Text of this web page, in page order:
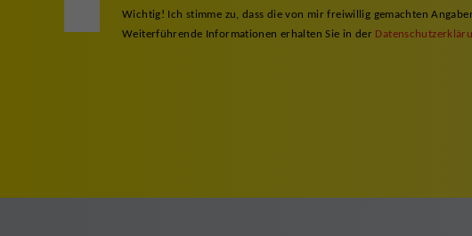
Wichtig! Ich stimme zu, dass die von mir freiwillig gemachten
Weiterführende Informationen erhalten Sie in der